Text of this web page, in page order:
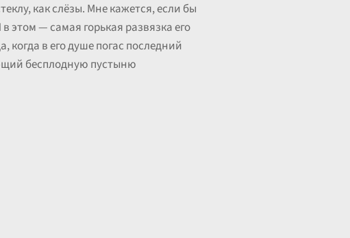
как слёзы. Мне кажется, если бы
этом — самая горькая развязка его
в его душе погас последний
бесплодную пустыню